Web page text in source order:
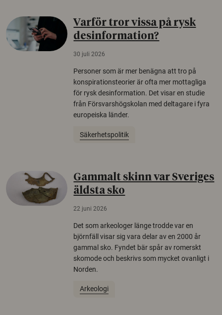
Varför tror vissa på rysk
desinformation?
30 juli 2026
Personer som är mer benägna att tro på
konspirationsteorier är ofta mer mottagliga
för rysk desinformation. Det visar en studie
från Försvarshögskolan med deltagare i fyra
europeiska länder.
Säkerhetspolitik
Gammalt skinn var Sveriges
äldsta sko
22 juni 2026
Det som arkeologer länge trodde var en
björnfäll visar sig vara delar av en 2000 år
gammal sko. Fyndet bär spår av romerskt
skomode och beskrivs som mycket ovanligt i
Norden.
Arkeologi